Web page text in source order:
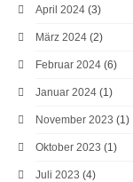
April 2024 (3)
März 2024 (2)
Februar 2024 (6)
Januar 2024 (1)
November 2023 (1)
Oktober 2023 (1)
Juli 2023 (4)